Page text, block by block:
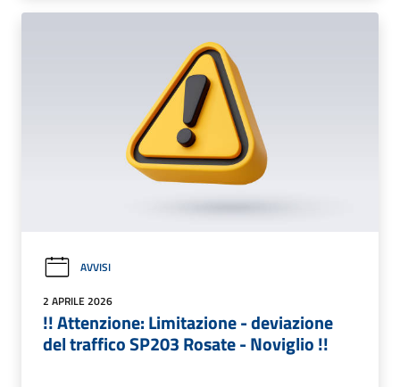
AVVISI
2 APRILE 2026
!! Attenzione: Limitazione - deviazione
del traffico SP203 Rosate - Noviglio !!